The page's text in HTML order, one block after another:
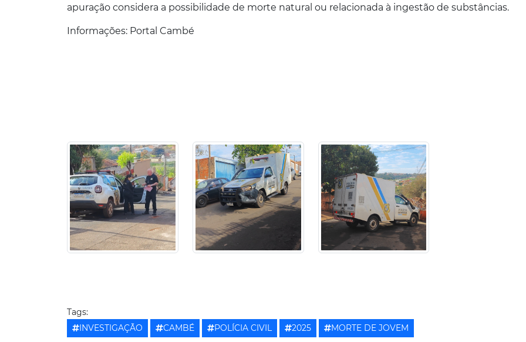
apuração considera a possibilidade de morte natural ou relacionada à ingestão de substâncias.
Informações: Portal Cambé
Tags:
INVESTIGAÇÃO
CAMBÉ POLÍCIA CIVIL 2025 MORTE DE JOVEM